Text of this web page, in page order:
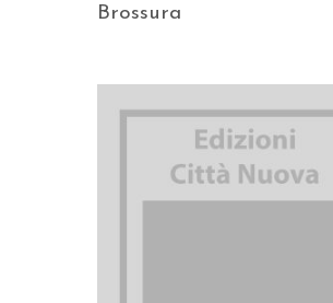
Brossura